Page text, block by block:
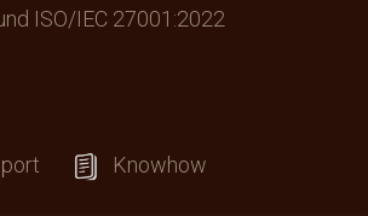
ISO/IEC 27001:2022
Knowhow